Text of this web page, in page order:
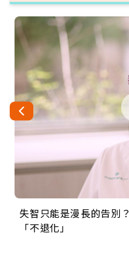
失智只能是漫長的告別
「不退化」
來自剛果的巧克力神父
的家，我連作夢都講台語
63歲卸矽谷副總、搬回
丑」走進安養院，逗樂
104歲打破金氏世界紀
手，分享長壽的秘密原
事業巔峰他選擇追夢…
巨蛋！連CNN都大讚！